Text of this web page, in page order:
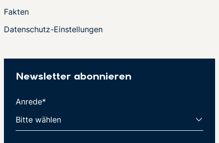
Fakten
Datenschutz-Einstellungen
Newsletter abonnieren
Anrede*